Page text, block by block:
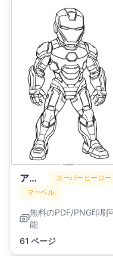
アイアンマン
スーパーヒーロー
マーベル
無料のPDF/PNG印刷
能
61 ページ